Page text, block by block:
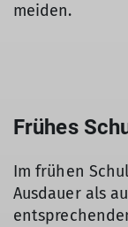
meiden.
Frühes
Im frühen
Ausdauer als